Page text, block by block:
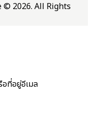
2026. All Rights
ที่อยู่อีเมล